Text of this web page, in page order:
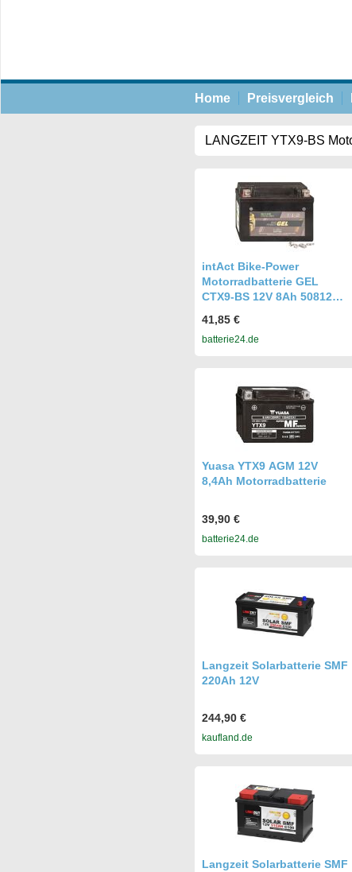
Home Preisvergleich
intAct Bike-Power
Motorradbatterie GEL
CTX9-BS 12V 8Ah 50812
41,85 €
batterie24.de
Yuasa YTX9 AGM 12V
8,4Ah Motorradbatterie
39,90 €
batterie24.de
Langzeit Solarbatterie SMF
220Ah 12V
244,90 €
kaufland.de
Langzeit Solarbatterie SMF